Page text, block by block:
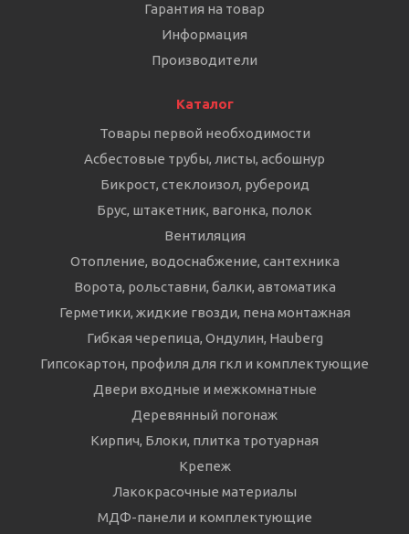
Гарантия на товар
Информация
Производители
Каталог
Товары первой необходимости
Асбестовые трубы, листы, асбошнур
Бикрост, стеклоизол, рубероид
Брус, штакетник, вагонка, полок
Вентиляция
Отопление, водоснабжение, сантехника
Ворота, рольставни, балки, автоматика
Герметики, жидкие гвозди, пена монтажная
Гибкая черепица, Ондулин, Hauberg
Гипсокартон, профиля для гкл и комплектующие
Двери входные и межкомнатные
Деревянный погонаж
Кирпич, Блоки, плитка тротуарная
Крепеж
Лакокрасочные материалы
МДФ-панели и комплектующие